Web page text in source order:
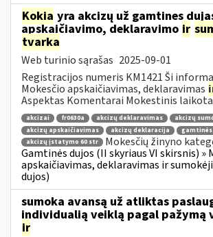
Kokia yra akcizų už gamtines
apskaičiavimo, deklaravimo ir
tvarka
Web turinio sąrašas 2025-09-01
Registracijos numeris KM1421 Ši
Mokesčio apskaičiavimas, deklaravimas
Aspektas Komentarai Mokestinis
akcizai fr0630a akcizų deklaravimas
akcizų
akcizų apskaičiavimas
akcizų deklaracija
akcizų įstatymo 60 str
Mokesčių žinyno
Gamtinės dujos (II skyriaus VI skirsnis) »
apskaičiavimas, deklaravimas ir
dujos)
sumoka avansą už atliktas
individualią veiklą pagal pažymą
ir